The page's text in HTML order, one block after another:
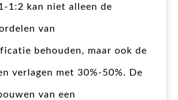
1:2 kan niet alleen de
van
behouden, maar ook de
verlagen met 30%-50%. De
van een